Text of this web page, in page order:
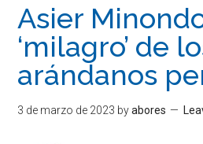
Asier
‘milagro’ de
arándanos
3 de marzo de 2023 byabores